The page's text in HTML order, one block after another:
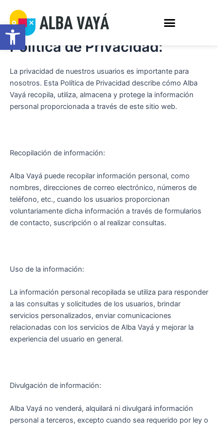
Abrir barra de herramientas
contenido
Menú
Política de Privacidad:
La privacidad de nuestros usuarios es importante para
nosotros. Esta Política de Privacidad describe cómo Alba
Vayá recopila, utiliza, almacena y protege la información
personal proporcionada a través de este sitio web.
Recopilación de información:
Alba Vayá puede recopilar información personal, como
nombres, direcciones de correo electrónico, números de
teléfono, etc., cuando los usuarios proporcionan
voluntariamente dicha información a través de formularios
de contacto, suscripción o al realizar consultas.
Uso de la información:
La información personal recopilada se utiliza para responder
a las consultas y solicitudes de los usuarios, brindar
servicios personalizados, enviar comunicaciones
relacionadas con los servicios de Alba Vayá y mejorar la
experiencia del usuario en general.
Divulgación de información:
Alba Vayá no venderá, alquilará ni divulgará información
personal a terceros, excepto cuando sea requerido por ley o